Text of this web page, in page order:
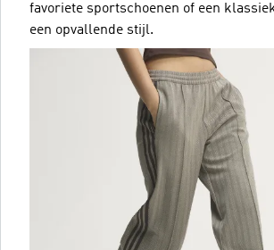
favoriete sportschoenen of een
een opvallende stijl.